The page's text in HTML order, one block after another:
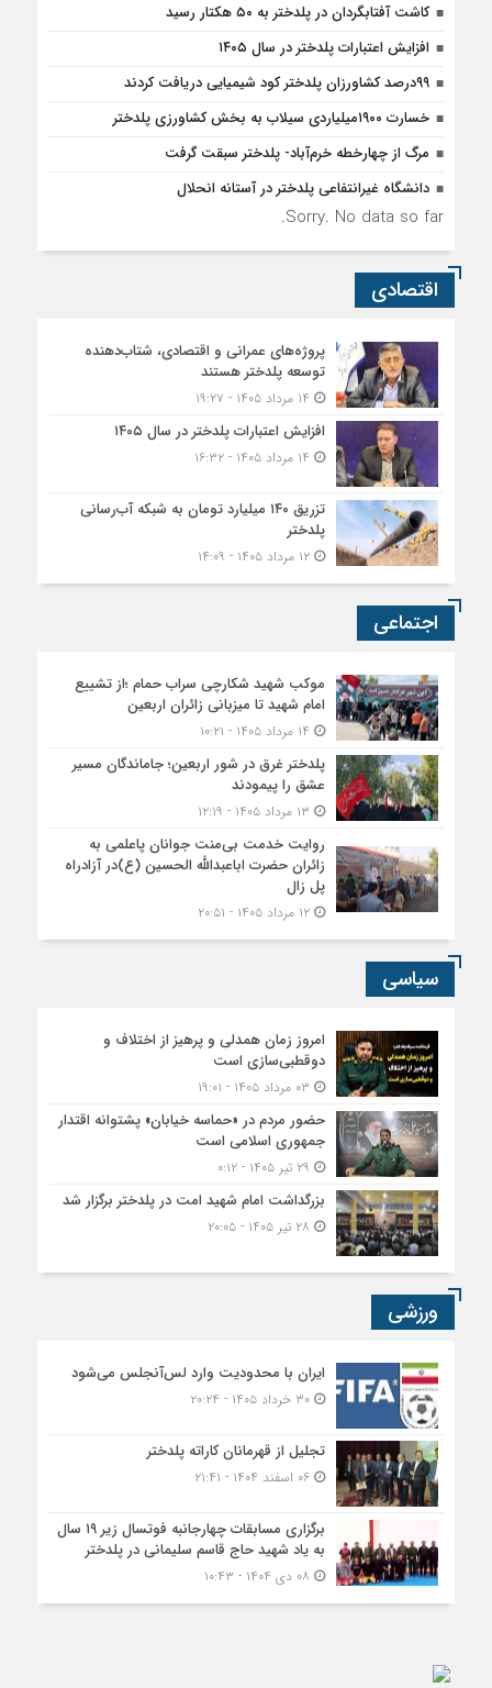
کاشت آفتابگردان در پلدختر به ۵۰ هکتار رسید
افزایش اعتبارات پلدختر در سال ۱۴۰۵
۹۹درصد کشاورزان پلدختر کود شیمیایی دریافت کردند
خسارت ۱۹۰۰میلیاردی سیلاب به بخش کشاورزی پلدختر
مرگ از چهارخطه خرم‌آباد- پلدختر سبقت گرفت
دانشگاه غیرانتفاعی پلدختر در آستانه انحلال
Sorry. No data so far.
اقتصادی
پروژه‌های عمرانی و اقتصادی، شتاب‌دهنده
توسعه پلدختر هستند
افزایش اعتبارات پلدختر در سال ۱۴۰۵
تزریق ۱۴۰ میلیارد تومان به شبکه آب‌رسانی
پلدختر
۱۲ مرداد ۱۴۰۵ - ۱۴:۰۹
اجتماعی
موکب شهید شکارچی سراب حمام ؛از تشییع
امام شهید تا میزبانی زائران اربعین
پلدختر غرق در شور اربعین؛ جاماندگان مسیر
عشق را پیمودند
روایت خدمت بی‌منت جوانان پاعلمی به
زائران حضرت اباعبدالله الحسین (ع)در آزادراه
پل زال
۱۲ مرداد ۱۴۰۵ - ۲۰:۵۱
سیاسی
امروز زمان همدلی و پرهیز از اختلاف و
دوقطبی‌سازی است
حضور مردم در «حماسه خیابان» پشتوانه اقتدار
جمهوری اسلامی است
بزرگداشت امام شهید امت در پلدختر برگزار شد
ورزشی
ایران با محدودیت وارد لس‌آنجلس می‌شود
۳۰ خرداد ۱۴۰۵ - ۲۰:۲۴
تجلیل از قهرمانان کاراته پلدختر
۰۶ اسفند ۱۴۰۴ - ۲۱:۴۱
برگزاری مسابقات چهارجانبه فوتسال زیر ۱۹ سال
به یاد شهید حاج قاسم سلیمانی در پلدختر